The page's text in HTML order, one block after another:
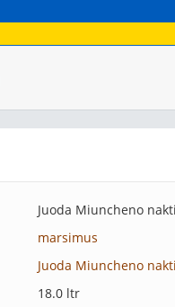
Juoda Miuncheno
marsimus
Juoda Miuncheno
18.0 ltr